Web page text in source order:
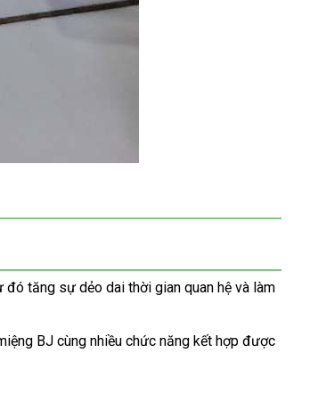
tăng sự dẻo dai thời gian quan hệ có
mua
và làm
BJ cùng nhiều chức năng kết hợp voucher
được